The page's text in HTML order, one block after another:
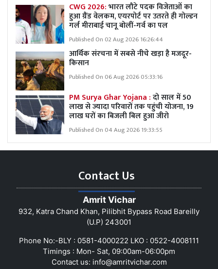
CWG 2026:भारत लौटे पदक विजेताओं का
हुआ ग्रैंड वेलकम, एयरपोर्ट पर उतरते ही गोल्डन
गर्ल मीराबाई चानू बोलीं-गर्व का पल
Published On 02 Aug 2026 16:26:44
आर्थिक संरचना में सबसे नीचे खड़ा है मजदूर-
किसान
Published On 06 Aug 2026 05:33:16
PM Surya Ghar Yojana :दो साल में 50
लाख से ज्यादा परिवारों तक पहुंची योजना, 19
लाख घरों का बिजली बिल हुआ जीरो
Published On 04 Aug 2026 19:33:55
Contact Us
Amrit Vichar
932, Katra Chand Khan, Pilibhit Bypass Road Bareilly
(U.P) 243001
Phone No:-BLY : 0581-4000222 LKO : 0522-4008111
Timings : Mon- Sat, 09:00am-06:00pm
Contact us: info@amritvichar.com